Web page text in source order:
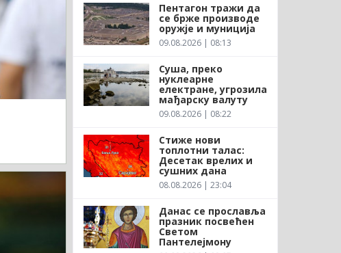
Пентагон тражи да
се брже производе
оружје и муниција
09.08.2026 | 08:13
Суша, преко
нуклеарне
електране, угрозила
мађарску валуту
09.08.2026 | 08:22
Стиже нови
топлотни талас:
Десетак врелих и
сушних дана
08.08.2026 | 23:04
Данас се прославља
празник посвећен
Светом
Пантелејмону